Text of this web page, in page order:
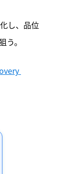
し、品位
。